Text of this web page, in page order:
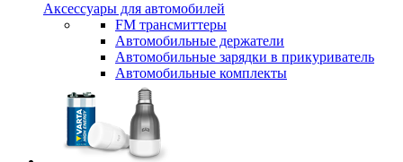
Аксессуары для автомобилей
FM трансмиттеры
Автомобильные держатели
Автомобильные зарядки в прикуриватель
Автомобильные комплекты